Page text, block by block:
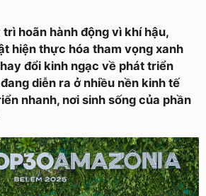
hoãn hành động vì khí hậu,
hiện thực hóa tham vọng xanh
đổi kinh ngạc về phát triển
diễn ra ở nhiều nền kinh tế
nhanh, nơi sinh sống của phần